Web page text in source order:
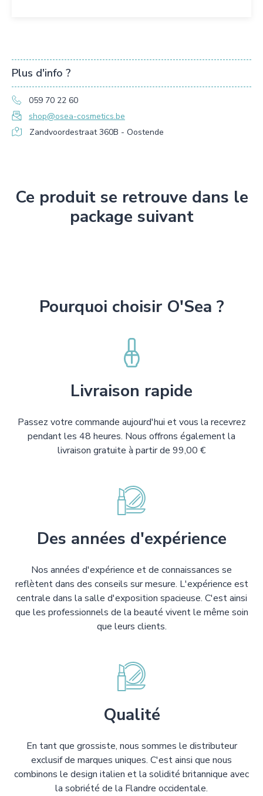
Plus d'info ?
059 70 22 60
shop@osea-cosmetics.be
Zandvoordestraat 360B - Oostende
Ce produit se retrouve dans le
package suivant
Pourquoi choisir O'Sea ?
Livraison rapide
Passez votre commande aujourd'hui et vous la recevrez
pendant les 48 heures. Nous offrons également la
livraison gratuite à partir de 99,00 €
Des années d'expérience
Nos années d'expérience et de connaissances se
reflètent dans des conseils sur mesure. L'expérience est
centrale dans la salle d'exposition spacieuse. C'est ainsi
que les professionnels de la beauté vivent le même soin
que leurs clients.
Qualité
En tant que grossiste, nous sommes le distributeur
exclusif de marques uniques. C'est ainsi que nous
combinons le design italien et la solidité britannique avec
la sobriété de la Flandre occidentale.